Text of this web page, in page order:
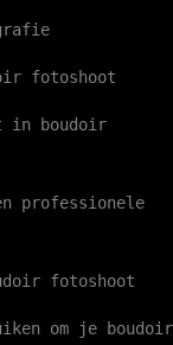
fotoshoot
in boudoir
professionele
fotoshoot
om je boudoir